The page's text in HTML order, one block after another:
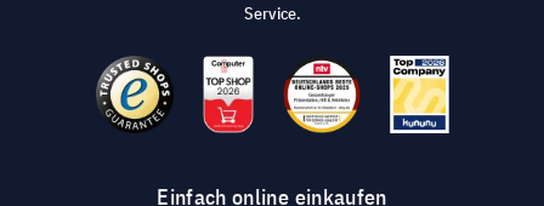
Service.
Einfach online einkaufen